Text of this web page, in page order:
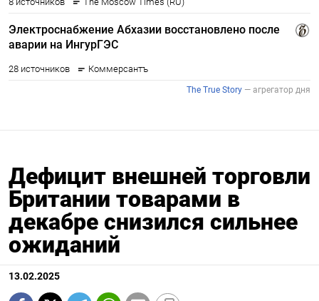
Дефицит внешней торговли
Британии товарами в
декабре снизился сильнее
ожиданий
13.02.2025